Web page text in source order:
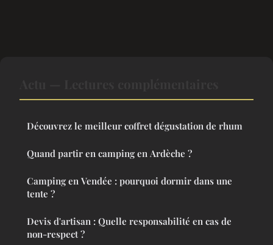
Découvrez le meilleur coffret dégustation de rhum
Quand partir en camping en Ardèche ?
Camping en Vendée : pourquoi dormir dans une
tente ?
Devis d'artisan : Quelle responsabilité en cas de
non-respect ?